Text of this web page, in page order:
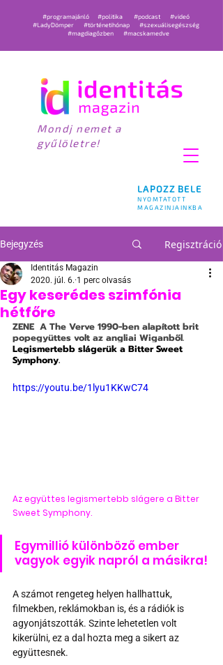
LAPOZZ BELE
NYOMTATOTT
MAGAZINJAINKBA
#programajánló #politika #podcast
#videó
#LadyDömper
#történetihónap
#szexuálisegészség
#magdiagőzben
#macskamedve
Mondj nemet a
gyűlöletre!
Bejegyzés Regisztráció
Egy keserédes szimfónia
hétfőre
Identitás Magazin
2020. júl. 6. 1 perc olvasás
ZENE
  A The Verve 1990-ben alapított brit
popegyüttes volt az angliai Wiganből.
Legismertebb slágerük a Bitter Sweet
Symphony.
https://youtu.be/1lyu1KKwC74
Az együttes legismertebb slágere a Bitter
Sweet Symphony.
Egymillió különböző ember
vagyok egyik napról a másikra!
A számot rengeteg helyen hallhattuk,
filmekben, reklámokban is, és a rádiók is
agyonjátszották. Szinte lehetetlen volt
kikerülni, ez a dal hozta meg a sikert az
együttesnek.